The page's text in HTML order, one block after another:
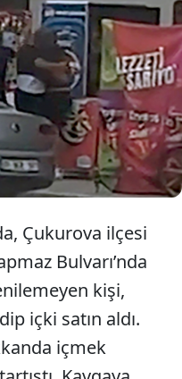
gittiği tekel
ile tartışıp kavga eden
açıp kaçtı. Saçmalar iş
ederken, o anlar cep
görüntülendi.
Çukurova ilçesi
Bulvarı’nda
kişi,
içki satın aldı.
içmek